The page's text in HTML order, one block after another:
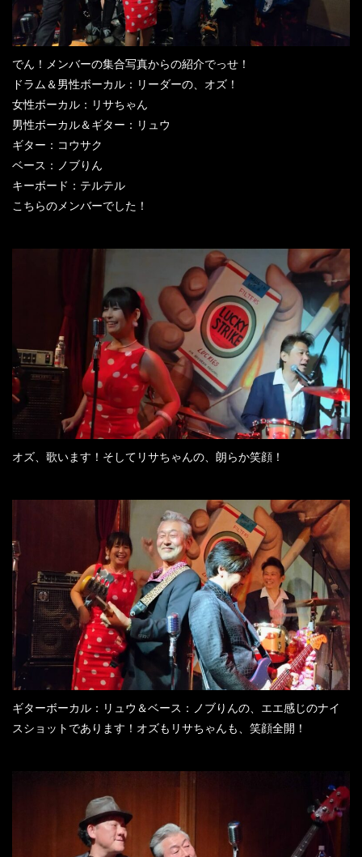
でん！メンバーの集合写真からの紹介でっせ！
ドラム＆男性ボーカル：リーダーの、オズ！
女性ボーカル：リサちゃん
男性ボーカル＆ギター：リュウ
ギター：コウサク
ベース：ノブりん
キーボード：テルテル
こちらのメンバーでした！
オズ、歌います！そしてリサちゃんの、朗らか笑顔！
ギターボーカル：リュウ＆ベース：ノブりんの、エエ感じのナイ
スショットであります！オズもリサちゃんも、笑顔全開！